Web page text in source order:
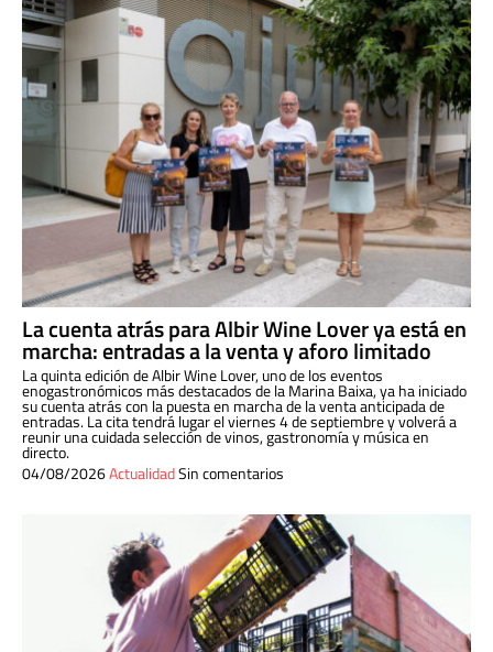
La cuenta atrás para Albir Wine Lover ya está en
marcha: entradas a la venta y aforo limitado
La quinta edición de Albir Wine Lover, uno de los eventos
enogastronómicos más destacados de la Marina Baixa, ya ha iniciado
su cuenta atrás con la puesta en marcha de la venta anticipada de
entradas. La cita tendrá lugar el viernes 4 de septiembre y volverá a
reunir una cuidada selección de vinos, gastronomía y música en
directo.
04/08/2026ActualidadSin comentarios